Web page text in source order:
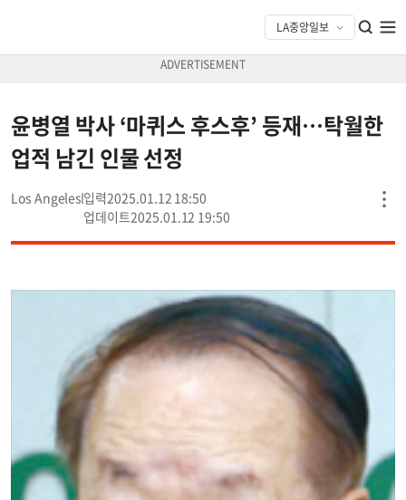
윤병열 박사 ‘마퀴스 후스후’ 등재…탁월한
업적 남긴 인물 선정
Los Angeles
2025.01.12 18:50
2025.01.12 19:50